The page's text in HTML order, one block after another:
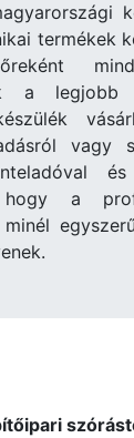
termékek
a legjobb
vagy
és
hogy a